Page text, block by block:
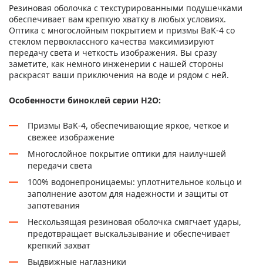
Резиновая оболочка с текстурированными подушечками
обеспечивает вам крепкую хватку в любых условиях.
Оптика с многослойным покрытием и призмы BaK-4 со
стеклом первоклассного качества максимизируют
передачу света и четкость изображения. Вы сразу
заметите, как немного инженерии с нашей стороны
раскрасят ваши приключения на воде и рядом с ней.
Особенности биноклей серии H2O:
Призмы BaK-4, обеспечивающие яркое, четкое и
свежее изображение
Многослойное покрытие оптики для наилучшей
передачи света
100% водонепроницаемы: уплотнительное кольцо и
заполнение азотом для надежности и защиты от
запотевания
Нескользящая резиновая оболочка смягчает удары,
предотвращает выскальзывание и обеспечивает
крепкий захват
Выдвижные наглазники